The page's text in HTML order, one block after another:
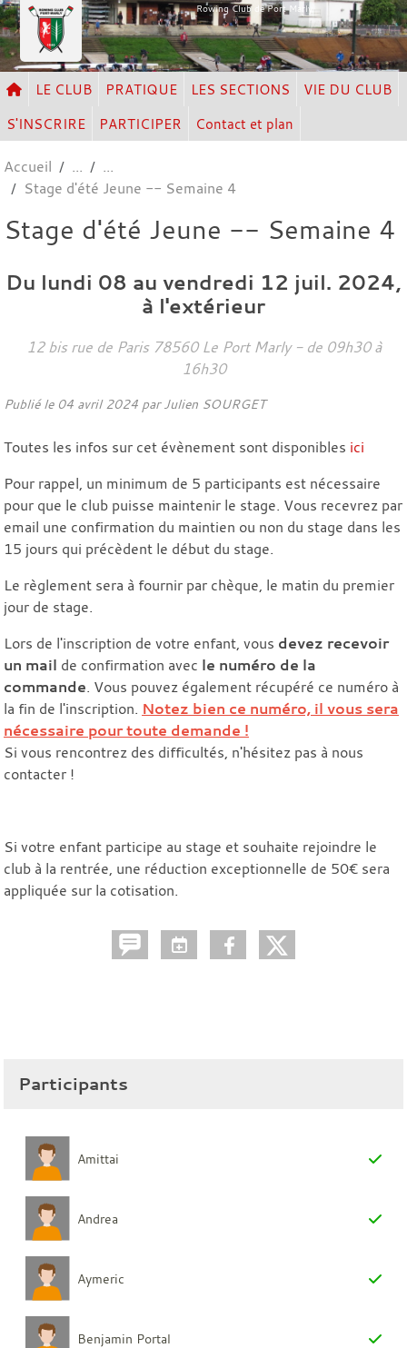
Rowing Club de Port Marly
LE CLUB PRATIQUE LES SECTIONS
VIE DU CLUB
S'INSCRIRE
PARTICIPER Contact et plan
Accueil
Stage d'été Jeune -- Semaine 4
Stage d'été Jeune -- Semaine 4
Du lundi 08 au vendredi 12 juil. 2024,
à l'extérieur
12 bis rue de Paris 78560 Le Port Marly - de 09h30 à
16h30
Publié le 04 avril 2024 par Julien SOURGET
Toutes les infos sur cet évènement sont disponibles ici
Pour rappel, un minimum de 5 participants est nécessaire
pour que le club puisse maintenir le stage. Vous recevrez par
email une confirmation du maintien ou non du stage dans les
15 jours qui précèdent le début du stage.
Le règlement sera à fournir par chèque, le matin du premier
jour de stage.
Lors de l'inscription de votre enfant, vous devez recevoir
un mail de confirmation avec le numéro de la
commande. Vous pouvez également récupéré ce numéro à
la fin de l'inscription. Notez bien ce numéro, il vous sera
nécessaire pour toute demande !
Si vous rencontrez des difficultés, n'hésitez pas à nous
contacter !
Si votre enfant participe au stage et souhaite rejoindre le
club à la rentrée, une réduction exceptionnelle de 50€ sera
appliquée sur la cotisation.
Participants
Amittai
Andrea
Aymeric
Benjamin Portal
Panneau de gestion des cookies